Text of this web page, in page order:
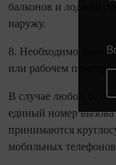
балконов и лоджий
наружу.
8. Необходимо
или рабочем
В случае любой беды
единый номер
принимаются
мобильных